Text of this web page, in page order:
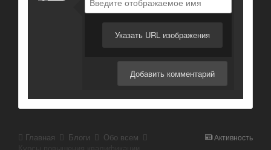
Указать URL изображения
Добавить комментарий
Активность
Главная Блоги
Обо всем